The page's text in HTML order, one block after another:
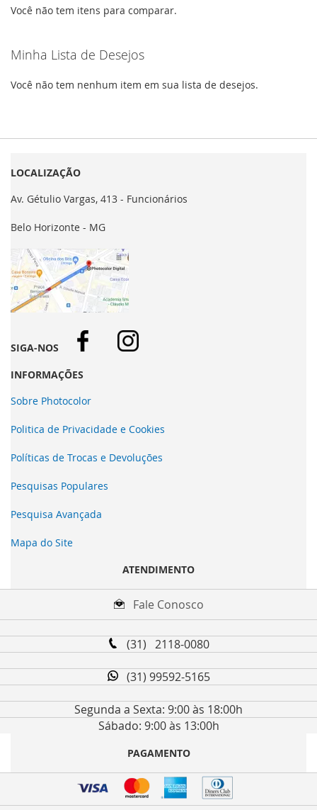
DESEJOS
Você não tem itens para comparar.
Minha Lista de Desejos
Você não tem nenhum item em sua lista de desejos.
LOCALIZAÇÃO
Av. Gétulio Vargas, 413 - Funcionários
Belo Horizonte - MG
SIGA-NOS
INFORMAÇÕES
Sobre Photocolor
Politica de Privacidade e Cookies
Políticas de Trocas e Devoluções
Pesquisas Populares
Pesquisa Avançada
Mapa do Site
ATENDIMENTO
Fale Conosco
(31) 2118-0080
(31) 99592-5165
Segunda a Sexta: 9:00 às 18:00h
Sábado: 9:00 às 13:00h
PAGAMENTO